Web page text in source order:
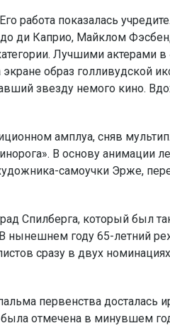
работа показалась
ди Каприо, Майклом
Лучшими актерами
образ голливудской
звезду немого кино.
амплуа, сняв
В основу анимации
самоучки Эрже,
Спилберга, который был
нынешнем году 65-летний
сразу в двух
первенства досталась
отмечена в минувшем